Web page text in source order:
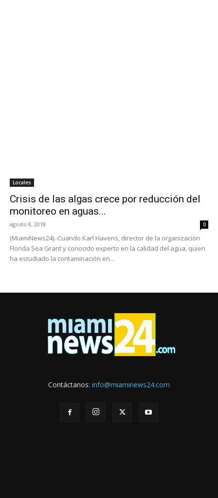
Locales
Crisis de las algas crece por reducción del
monitoreo en aguas...
agosto 8, 2018 0
(MiamiNews24).-Cuando Karl Havens, director de la organización
Florida Sea Grant y conocido experto en la calidad del agua, quien
ha estudiado la contaminación en...
Contáctanos: info@miaminews24.com